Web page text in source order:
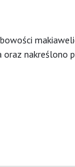
oraz nakreślono